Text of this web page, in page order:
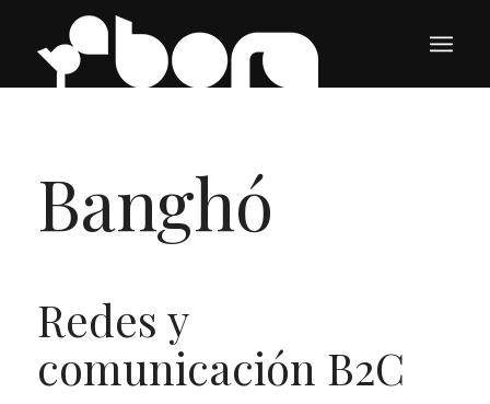
Banghó
Redes y
comunicación B2C